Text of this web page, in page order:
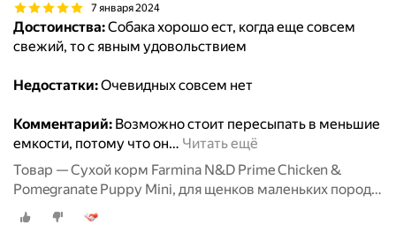
7 января 2024
Достоинства:Собака хорошо ест, когда еще совсем
свежий, то с явным удовольствием
Недостатки:Очевидных совсем нет
Комментарий: Возможно стоит пересыпать в меньшие
емкости, потому что он… Читать ещё
Товар — Сухой корм Farmina N&D Prime Chicken &
Pomegranate Puppy Mini, для щенков маленьких пород,
беззерновой, курица и гранат, 2,5 кг